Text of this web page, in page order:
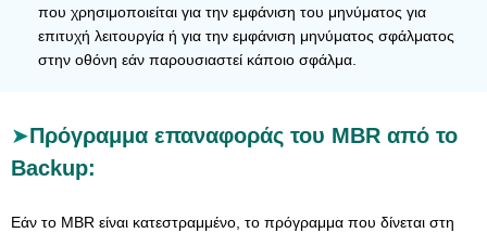
που χρησιμοποιείται για την εμφάνιση του μηνύματος για
επιτυχή λειτουργία ή για την εμφάνιση μηνύματος σφάλματος
στην οθόνη εάν παρουσιαστεί κάποιο σφάλμα.
Πρόγραμμα επαναφοράς του MBR από το
Backup:
Εάν το MBR είναι κατεστραμμένο, το πρόγραμμα που δίνεται στη